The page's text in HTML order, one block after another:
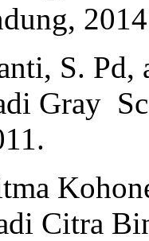
S.
Gray
Citra